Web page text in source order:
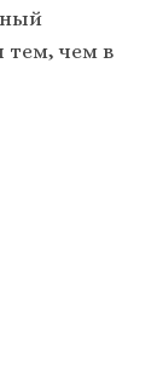
тем, чем в